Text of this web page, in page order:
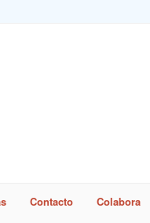
Contacto Colabora